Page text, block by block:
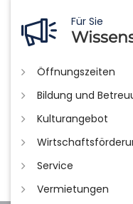
Für Sie
Öffnungszeiten
Bildung und
Kulturangebot
Service
Vermietungen